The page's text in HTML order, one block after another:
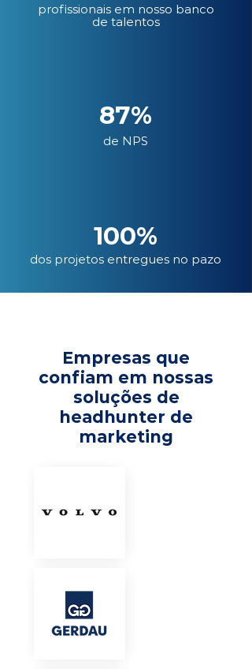
profissionais em nosso banco
de talentos
87%
de NPS
100%
dos projetos entregues no pazo
Empresas que
confiam em nossas
soluções de
headhunter de
marketing